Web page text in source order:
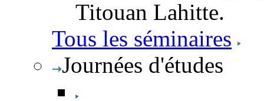
Titouan Lahitte.
Tous les séminaires
Journées d'études